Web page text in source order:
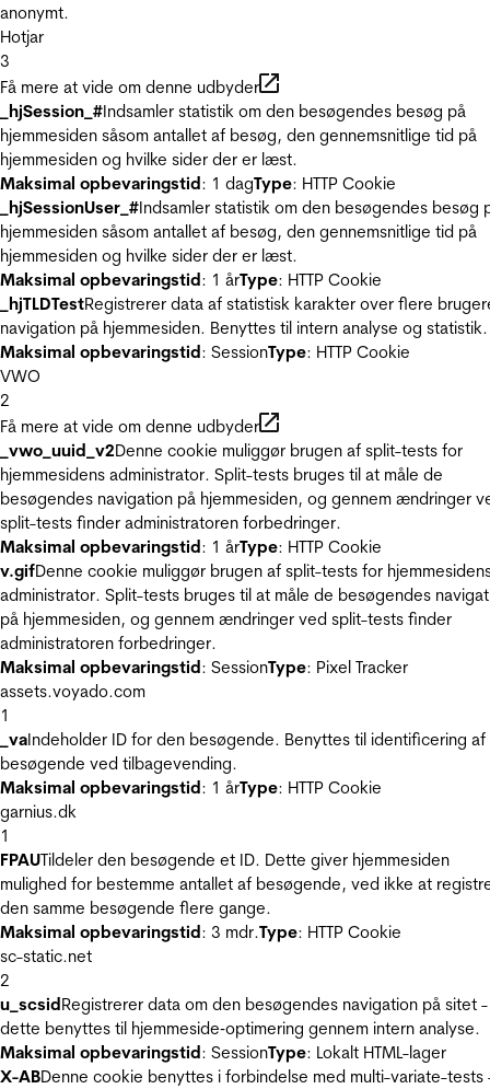
anonymt.
Hotjar
3
Få mere at vide om denne udbyder
_hjSession_#Indsamler statistik om den besøgendes besøg på
hjemmesiden såsom antallet af besøg, den gennemsnitlige tid på
hjemmesiden og hvilke sider der er læst.
Maksimal opbevaringstid: 1 dagType: HTTP Cookie
_hjSessionUser_#Indsamler statistik om den besøgendes besøg
hjemmesiden såsom antallet af besøg, den gennemsnitlige tid på
hjemmesiden og hvilke sider der er læst.
Maksimal opbevaringstid: 1 årType: HTTP Cookie
_hjTLDTestRegistrerer data af statistisk karakter over flere
navigation på hjemmesiden. Benyttes til intern analyse og statistik.
Maksimal opbevaringstid: SessionType: HTTP Cookie
VWO
2
Få mere at vide om denne udbyder
_vwo_uuid_v2Denne cookie muliggør brugen af split-tests for
hjemmesidens administrator. Split-tests bruges til at måle de
besøgendes navigation på hjemmesiden, og gennem ændringer
split-tests finder administratoren forbedringer.
Maksimal opbevaringstid: 1 årType: HTTP Cookie
v.gifDenne cookie muliggør brugen af split-tests for
administrator. Split-tests bruges til at måle de besøgendes
på hjemmesiden, og gennem ændringer ved split-tests finder
administratoren forbedringer.
Maksimal opbevaringstid: SessionType: Pixel Tracker
assets.voyado.com
1
_vaIndeholder ID for den besøgende. Benyttes til identificering af
besøgende ved tilbagevending.
Maksimal opbevaringstid: 1 årType: HTTP Cookie
garnius.dk
1
FPAUTildeler den besøgende et ID. Dette giver hjemmesiden
mulighed for bestemme antallet af besøgende, ved ikke at
den samme besøgende flere gange.
Maksimal opbevaringstid: 3 mdr.Type: HTTP Cookie
sc-static.net
2
u_scsidRegistrerer data om den besøgendes navigation på sitet -
dette benyttes til hjemmeside‐optimering gennem intern analyse.
Maksimal opbevaringstid: SessionType: Lokalt HTML-lager
X-ABDenne cookie benyttes i forbindelse med multi-variate-tests